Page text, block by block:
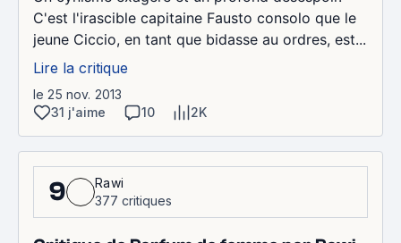
C'est l'irascible capitaine Fausto consolo que le
jeune Ciccio, en tant que bidasse au ordres, est...
Lire la critique
le 25 nov. 2013
31 j'aime
10 2K
9
Rawi
377 critiques